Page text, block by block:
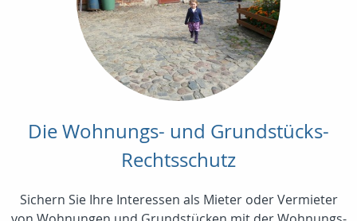
Die Wohnungs- und Grundstücks-
Rechtsschutz
Sichern Sie Ihre Interessen als Mieter oder Vermieter